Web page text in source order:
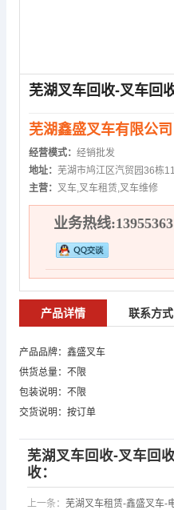
芜湖叉车回收-叉车回
芜湖鑫盛叉车有限公司
经营模式： 经销批发
地址： 芜湖市鸠江区汽贸园36栋
主营： 叉车,叉车租赁,叉车维修
业务热线
产品详情 联系方式
产品品牌：鑫盛叉车
供货总量：不限
包装说明：不限
交货说明：按订单
芜湖叉车回收-叉车回
收：
上一条： 芜湖叉车租赁-鑫盛叉车-